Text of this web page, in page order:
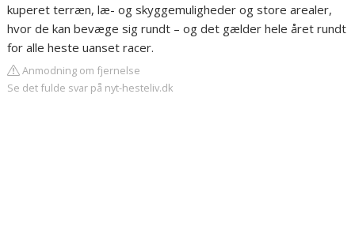
kuperet terræn, læ- og skyggemuligheder og store arealer,
hvor de kan bevæge sig rundt – og det gælder hele året rundt
for alle heste uanset racer.
Anmodning om fjernelse
Se det fulde svar på nyt-hesteliv.dk